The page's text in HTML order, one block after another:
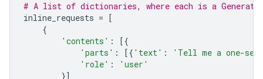
# A list of dictionaries, where each is a
inline_requests = [
{
'contents' :
[{
'parts' : [{ 'text' :
'Tell me a one-
'role' :
'user'
}]